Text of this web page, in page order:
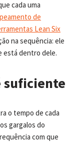
cada uma
de
Lean Six
na sequência: ele
está dentro dele.
suficiente
o tempo de cada
gargalos do
com que